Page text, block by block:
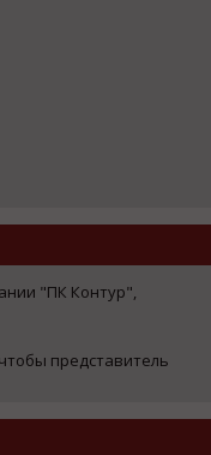
"ПК Контур",
представитель